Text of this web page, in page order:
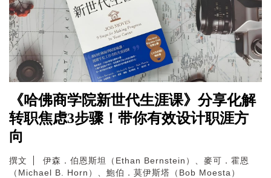
《哈佛商学院新世代生涯课》分享化解
转职焦虑3步骤！带你有效设计职涯方
向
撰文
伊森．伯恩斯坦（Ethan Bernstein）、麥可．霍恩
（Michael B. Horn）、鮑伯．莫伊斯塔（Bob Moesta）